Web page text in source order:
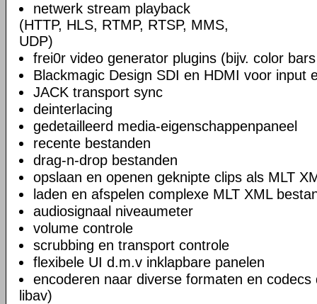
netwerk stream playback
(HTTP, HLS, RTMP, RTSP, MMS,
UDP)
frei0r video generator plugins (bijv. color
Blackmagic Design SDI en HDMI voor input
JACK transport sync
deinterlacing
gedetailleerd media-eigenschappenpaneel
recente bestanden
drag-n-drop bestanden
opslaan en openen geknipte clips als MLT
laden en afspelen complexe MLT XML
audiosignaal niveaumeter
volume controle
scrubbing en transport controle
flexibele UI d.m.v inklapbare panelen
encoderen naar diverse formaten en codecs
libav)